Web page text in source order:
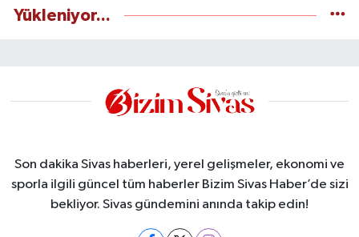
Yükleniyor...
Son dakika Sivas haberleri, yerel gelişmeler, ekonomi ve
sporla ilgili güncel tüm haberler Bizim Sivas Haber’de sizi
bekliyor. Sivas gündemini anında takip edin!